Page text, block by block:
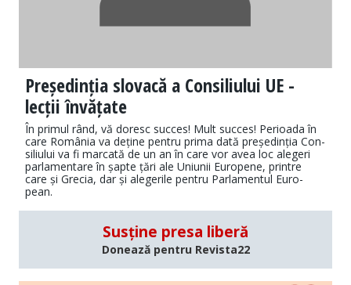
Președinția slovacă a Consiliului UE -
lecții învățate
În primul rând, vă doresc succes! Mult succes! Perioada în
care România va de­ți­ne pentru prima dată președinția Con­
si­liu­lui va fi marcată de un an în care vor avea loc alegeri
parlamentare în șapte țări ale Uniunii Europene, printre
care și Grecia, dar și alegerile pentru Parlamentul Eu­ro­
pean.
Susține presa liberă
Donează pentru Revista22